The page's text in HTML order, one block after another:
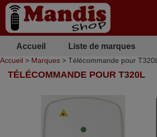
Accueil Liste de marques
Accueil > Marques > Télécommande pour T320L
TÉLÉCOMMANDE POUR T320L